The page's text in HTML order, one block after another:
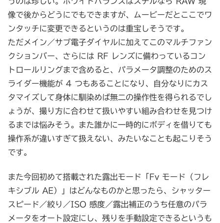
像で後からどうにでもできますが、ムービーだとここでワ
ンタッチに変更できるというのは重宝しそうです。
ただメイン／サブ電子ダイヤルに加えてこのマルチファン
クションバー、さらには RF レンズに備わっているコン
トロールリングまで含めると、パラメータ調整のためのス
ライダー機能が 4 つもあることになり、自分なりにカス
タマイズして身体に馴染めば無二の操作性を得られるでし
ょうが、撮り方に合わせて扱いやすい組み合わせを見つけ
るまでは悩みそう。また誰かに一時的にボディを借りても
操作系が違いすぎて扱えない、みたいなことも起こりそう
です。
また今回初めて搭載された露出モード「Fv モード（フレ
キシブル AE）」はどんなものかと思ったら、シャッター
スピード／絞り／ISO 感度／露出補正のうち任意のパラ
メータをオート設定にし、残りを手動設定できるというも